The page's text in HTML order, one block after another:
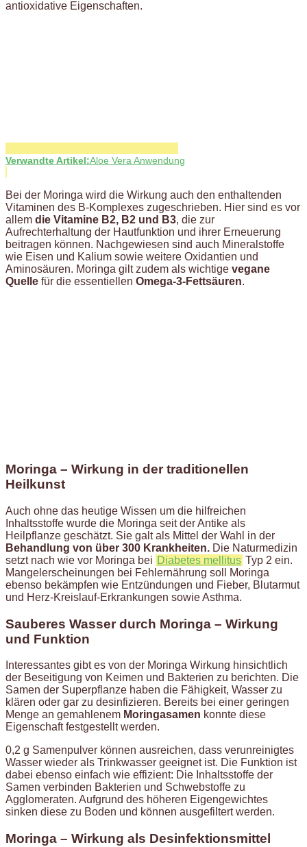
antioxidative Eigenschaften.
Verwandte Artikel:Aloe Vera Anwendung
Bei der Moringa wird die Wirkung auch den enthaltenden
Vitaminen des B-Komplexes zugeschrieben. Hier sind es vor
allem die Vitamine B2, B2 und B3, die zur
Aufrechterhaltung der Hautfunktion und ihrer Erneuerung
beitragen können. Nachgewiesen sind auch Mineralstoffe
wie Eisen und Kalium sowie weitere Oxidantien und
Aminosäuren. Moringa gilt zudem als wichtige vegane
Quelle für die essentiellen Omega-3-Fettsäuren.
Moringa – Wirkung in der traditionellen
Heilkunst
Auch ohne das heutige Wissen um die hilfreichen
Inhaltsstoffe wurde die Moringa seit der Antike als
Heilpflanze geschätzt. Sie galt als Mittel der Wahl in der
Behandlung von über 300 Krankheiten. Die Naturmedizin
setzt nach wie vor Moringa bei Diabetes mellitus Typ 2 ein.
Mangelerscheinungen bei Fehlernährung soll Moringa
ebenso bekämpfen wie Entzündungen und Fieber, Blutarmut
und Herz-Kreislauf-Erkrankungen sowie Asthma.
Sauberes Wasser durch Moringa – Wirkung
und Funktion
Interessantes gibt es von der Moringa Wirkung hinsichtlich
der Beseitigung von Keimen und Bakterien zu berichten. Die
Samen der Superpflanze haben die Fähigkeit, Wasser zu
klären oder gar zu desinfizieren. Bereits bei einer geringen
Menge an gemahlenem Moringasamen konnte diese
Eigenschaft festgestellt werden.
0,2 g Samenpulver können ausreichen, dass verunreinigtes
Wasser wieder als Trinkwasser geeignet ist. Die Funktion ist
dabei ebenso einfach wie effizient: Die Inhaltsstoffe der
Samen verbinden Bakterien und Schwebstoffe zu
Agglomeraten. Aufgrund des höheren Eigengewichtes
sinken diese zu Boden und können ausgefiltert werden.
Moringa – Wirkung als Desinfektionsmittel